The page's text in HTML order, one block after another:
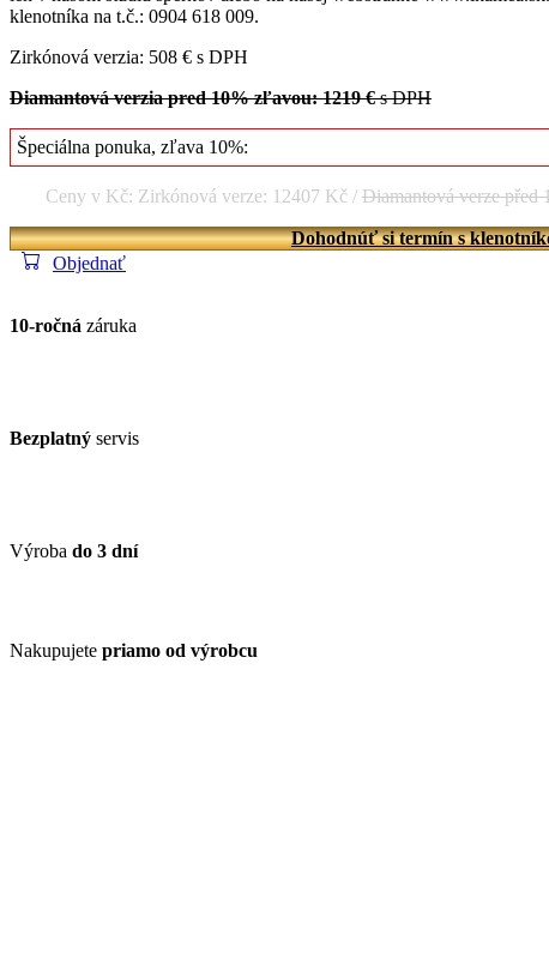
klenotníka na t.č.: 0904 618 009.
Zirkónová verzia: 508 € s DPH
Diamantová verzia pred 10% zľavou: 1219 €s DPH
Špeciálna ponuka, zľava 10%:
Ceny v Kč: Zirkónová verze: 12407 Kč / Diamantová verze
Dohodnúť si termín s
Objednať
10-ročná záruka
Bezplatný servis
Výroba do 3 dní
Nakupujete priamo od výrobcu